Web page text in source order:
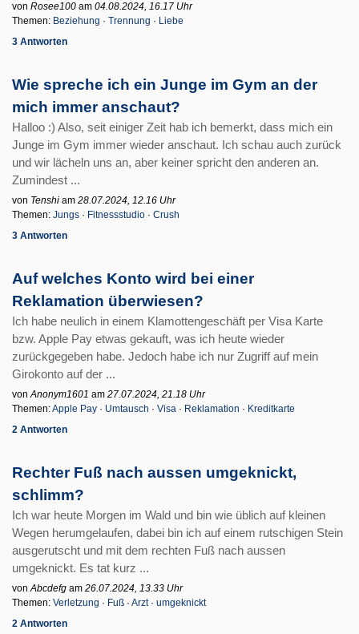
von Rosee100 am 04.08.2024, 16.17 Uhr
Themen: Beziehung · Trennung · Liebe
3 Antworten
Wie spreche ich ein Junge im Gym an der
mich immer anschaut?
Halloo :) Also, seit einiger Zeit hab ich bemerkt, dass mich ein
Junge im Gym immer wieder anschaut. Ich schau auch zurück
und wir lächeln uns an, aber keiner spricht den anderen an.
Zumindest ...
von Tenshi am 28.07.2024, 12.16 Uhr
Themen: Jungs · Fitnessstudio · Crush
3 Antworten
Auf welches Konto wird bei einer
Reklamation überwiesen?
Ich habe neulich in einem Klamottengeschäft per Visa Karte
bzw. Apple Pay etwas gekauft, was ich heute wieder
zurückgegeben habe. Jedoch habe ich nur Zugriff auf mein
Girokonto auf der ...
vonAnonym1601 am 27.07.2024, 21.18 Uhr
Themen:Apple Pay · Umtausch · Visa · Reklamation · Kreditkarte
2 Antworten
Rechter Fuß nach aussen umgeknickt,
schlimm?
Ich war heute Morgen im Wald und bin wie üblich auf kleinen
Wegen herumgelaufen, dabei bin ich auf einem rutschigen Stein
ausgerutscht und mit dem rechten Fuß nach aussen
umgeknickt. Es tat kurz ...
vonAbcdefg am 26.07.2024, 13.33 Uhr
Themen: Verletzung · Fuß · Arzt· umgeknickt
2 Antworten